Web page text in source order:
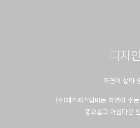
디자
자연이 살아
(주)에스에스팀버는 자연이 주
풍요롭고 아름다운